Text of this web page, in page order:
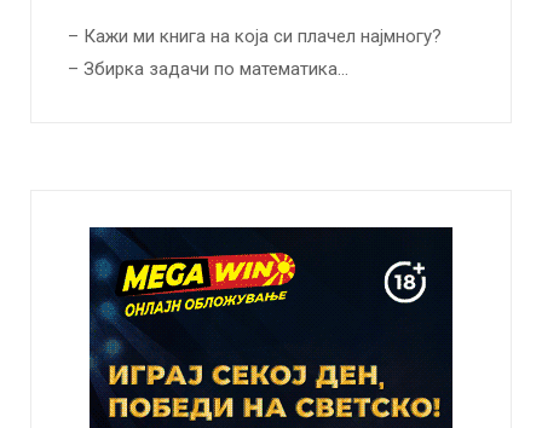
– Кажи ми книга на која си плачел најмногу?
– Збирка задачи по математика…